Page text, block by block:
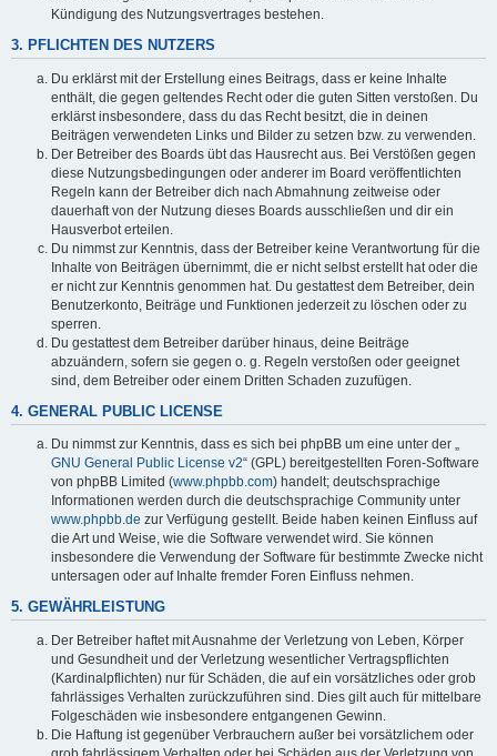
Kündigung des Nutzungsvertrages bestehen.
3. PFLICHTEN DES NUTZERS
Du erklärst mit der Erstellung eines Beitrags, dass er keine Inhalte
enthält, die gegen geltendes Recht oder die guten Sitten verstoßen. Du
erklärst insbesondere, dass du das Recht besitzt, die in deinen
Beiträgen verwendeten Links und Bilder zu setzen bzw. zu verwenden.
Der Betreiber des Boards übt das Hausrecht aus. Bei Verstößen gegen
diese Nutzungsbedingungen oder anderer im Board veröffentlichten
Regeln kann der Betreiber dich nach Abmahnung zeitweise oder
dauerhaft von der Nutzung dieses Boards ausschließen und dir ein
Hausverbot erteilen.
Du nimmst zur Kenntnis, dass der Betreiber keine Verantwortung für die
Inhalte von Beiträgen übernimmt, die er nicht selbst erstellt hat oder die
er nicht zur Kenntnis genommen hat. Du gestattest dem Betreiber, dein
Benutzerkonto, Beiträge und Funktionen jederzeit zu löschen oder zu
sperren.
Du gestattest dem Betreiber darüber hinaus, deine Beiträge
abzuändern, sofern sie gegen o. g. Regeln verstoßen oder geeignet
sind, dem Betreiber oder einem Dritten Schaden zuzufügen.
4. GENERAL PUBLIC LICENSE
Du nimmst zur Kenntnis, dass es sich bei phpBB um eine unter der „
GNU General Public License v2“ (GPL) bereitgestellten Foren-Software
von phpBB Limited (www.phpbb.com) handelt; deutschsprachige
Informationen werden durch die deutschsprachige Community unter
www.phpbb.de zur Verfügung gestellt. Beide haben keinen Einfluss auf
die Art und Weise, wie die Software verwendet wird. Sie können
insbesondere die Verwendung der Software für bestimmte Zwecke nicht
untersagen oder auf Inhalte fremder Foren Einfluss nehmen.
5. GEWÄHRLEISTUNG
Der Betreiber haftet mit Ausnahme der Verletzung von Leben, Körper
und Gesundheit und der Verletzung wesentlicher Vertragspflichten
(Kardinalpflichten) nur für Schäden, die auf ein vorsätzliches oder grob
fahrlässiges Verhalten zurückzuführen sind. Dies gilt auch für mittelbare
Folgeschäden wie insbesondere entgangenen Gewinn.
Die Haftung ist gegenüber Verbrauchern außer bei vorsätzlichem oder